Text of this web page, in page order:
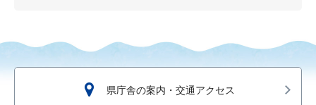
県庁舎の案内・交通アクセス